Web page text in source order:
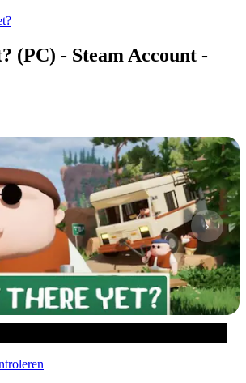
(PC) - Steam Account -